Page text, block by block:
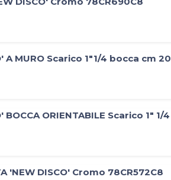
A MURO Scarico 1"1/4 bocca cm 20
BOCCA ORIENTABILE Scarico 1" 1/4
'NEW DISCO' Cromo 78CR572C8